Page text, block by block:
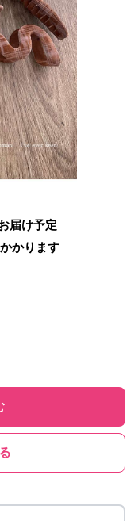
届け予定
かります